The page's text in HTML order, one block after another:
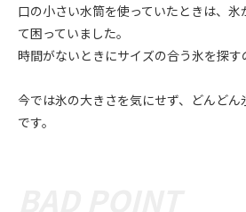
口の小さい水筒を使っていたときは、氷
て困っていました。
時間がないときにサイズの合う氷を探す
今では氷の大きさを気にせず、どんど
です。